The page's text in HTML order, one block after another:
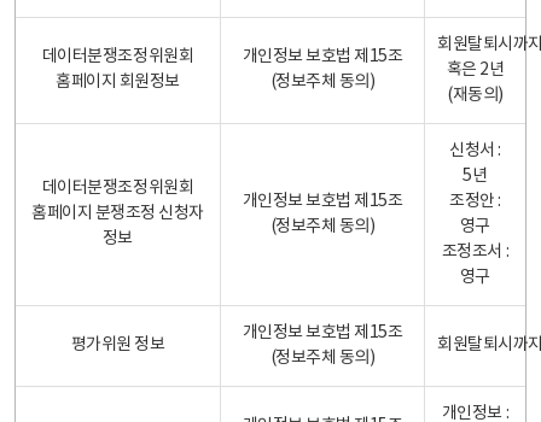
데이터분쟁조정위원회
홈페이지 회원정보
개인정보 보호법 제15조
(정보주체 동의)
회원탈퇴시까
혹은 2년
(재동의)
데이터분쟁조정위원회
홈페이지 분쟁조정 신청자
정보
개인정보 보호법 제15조
(정보주체 동의)
신청서 :
5년
조정안 :
영구
조정조서 :
영구
평가위원 정보
개인정보 보호법 제15조
(정보주체 동의)
회원탈퇴시까
개인정보 :